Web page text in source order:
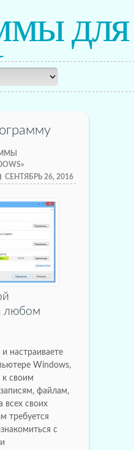
для
СЕНТЯБРЬ 26, 2016
любом
настраиваете
Windows,
к своим
файлам,
всех своих
требуется
с